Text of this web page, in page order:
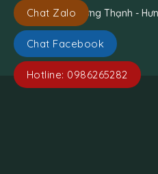
Đồng Nai :26 Hưng Thạnh -
Chat Zalo
Chat Facebook
Hotline: 0986265282